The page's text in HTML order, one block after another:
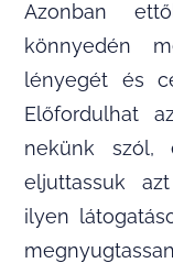
Azonban
könnyedén
lényegét és
Előfordulhat
nekünk szól,
eljuttassuk
ilyen